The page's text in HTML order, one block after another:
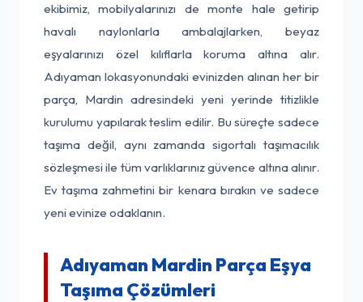
ekibimiz, mobilyalarınızı de monte hale getirip
havalı naylonlarla ambalajlarken, beyaz
eşyalarınızı özel kılıflarla koruma altına alır.
Adıyaman lokasyonundaki evinizden alınan her bir
parça, Mardin adresindeki yeni yerinde titizlikle
kurulumu yapılarak teslim edilir. Bu süreçte sadece
taşıma değil, aynı zamanda sigortalı taşımacılık
sözleşmesi ile tüm varlıklarınız güvence altına alınır.
Ev taşıma zahmetini bir kenara bırakın ve sadece
yeni evinize odaklanın.
Adıyaman Mardin Parça Eşya
Taşıma Çözümleri